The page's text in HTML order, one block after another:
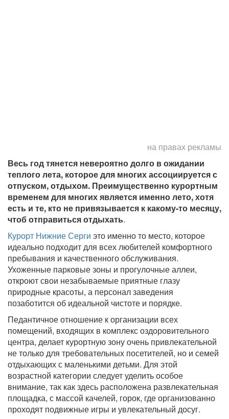
на правах рекламы
Весь год тянется невероятно долго в ожидании
теплого лета, которое для многих ассоциируется с
отпуском, отдыхом. Преимущественно курортным
временем для многих является именно лето, хотя
есть и те, кто не привязывается к какому-то месяцу,
чтоб отправиться отдыхать.
Курорт Нижние Серги это именно то место, которое
идеально подходит для всех любителей комфортного
пребывания и качественного обслуживания.
Ухоженные парковые зоны и прогулочные аллеи,
откроют свои незабываемые приятные глазу
природные красоты, а персонал заведения
позаботится об идеальной чистоте и порядке.
Педантичное отношение к организации всех
помещений, входящих в комплекс оздоровительного
центра, делает курортную зону очень привлекательной
не только для требовательных посетителей, но и семей
отдыхающих с маленькими детьми. Для этой
возрастной категории следует уделить особое
внимание, так как здесь расположена развлекательная
площадка, с массой качелей, горок, где организованно
проходят подвижные игры и увлекательный досуг.